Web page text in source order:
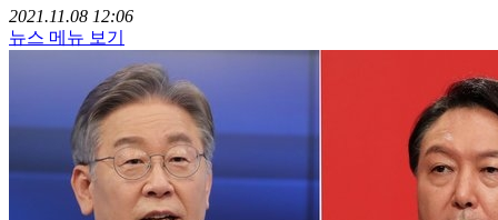
2021.11.08 12:06
뉴스 메뉴 보기